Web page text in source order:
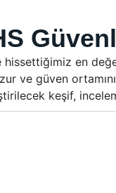
en
ve güven
keşif,